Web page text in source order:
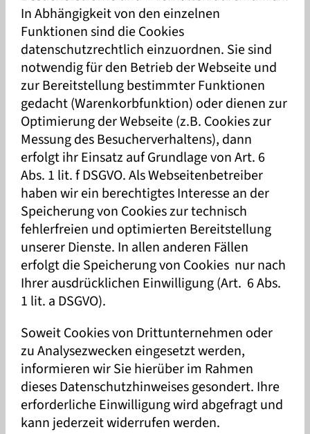
In Abhängigkeit von den einzelnen
Funktionen sind die Cookies
datenschutzrechtlich einzuordnen. Sie sind
notwendig für den Betrieb der Webseite und
zur Bereitstellung bestimmter Funktionen
gedacht (Warenkorbfunktion) oder dienen zur
Optimierung der Webseite (z.B. Cookies zur
Messung des Besucherverhaltens), dann
erfolgt ihr Einsatz auf Grundlage von Art. 6
Abs. 1 lit. f DSGVO. Als Webseitenbetreiber
haben wir ein berechtigtes Interesse an der
Speicherung von Cookies zur technisch
fehlerfreien und optimierten Bereitstellung
unserer Dienste. In allen anderen Fällen
erfolgt die Speicherung von Cookies nur nach
Ihrer ausdrücklichen Einwilligung (Art. 6 Abs.
1 lit. a DSGVO).
Soweit Cookies von Drittunternehmen oder
zu Analysezwecken eingesetzt werden,
informieren wir Sie hierüber im Rahmen
dieses Datenschutzhinweises gesondert. Ihre
erforderliche Einwilligung wird abgefragt und
kann jederzeit widerrufen werden.